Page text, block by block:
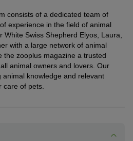
consists of a dedicated team of
experience in the field of animal
White Swiss Shepherd Elyos, Laura,
with a large network of animal
the zooplus magazine a trusted
animal owners and lovers. Our
knowledge and relevant
care of pets.